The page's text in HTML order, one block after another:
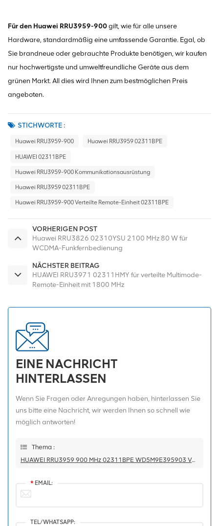
Für den Huawei RRU3959-900gilt, wie für alle unsere
Hardware, standardmäßig eine umfassende Garantie. Egal, ob
Sie brandneue oder gebrauchte Produkte benötigen, wir kaufen
nur hochwertigste und umweltfreundliche Geräte aus dem
grünen Markt. All dies wird Ihnen zum bestmöglichen Preis
angeboten.
STICHWORTE :
Huawei RRU3959-900 Huawei RRU3959 02311BPE
HUAWEI 02311BPE
Huawei RRU3959-900 Kommunikationsausrüstung
Huawei RRU3959 02311BPE
Huawei RRU3959-900 Verteilte Remote-Einheit 02311BPE
VORHERIGEN POST
Huawei RRU3826 02310YSU 2100 MHz 80 W für
WCDMA-Funkfernbedienung
NÄCHSTER BEITRAG
HUAWEI RRU3971 02311HMY für verteilte Multimode-
Remote-Einheit mit 1800 MHz
EINE NACHRICHT
HINTERLASSEN
Wenn Sie Fragen oder Anregungen haben, hinterlassen Sie
uns bitte eine Nachricht, wir werden Ihnen so schnell wie
möglich antworten!
Thema :
HUAWEI RRU3959 900 MHz 02311BPE WD5M9E395903 Verteilte Remote-Einheit
* EMAIL:
TEL/WHATSAPP: